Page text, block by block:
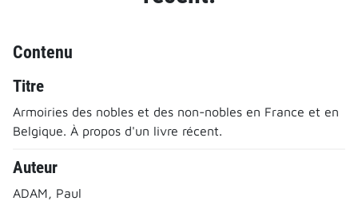
Contenu
Titre
Armoiries des nobles et des non-nobles en France et en
Belgique. À propos d'un livre récent.
Auteur
ADAM, Paul